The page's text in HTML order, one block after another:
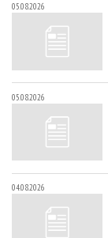
05.08.2026
05.08.2026
04.08.2026